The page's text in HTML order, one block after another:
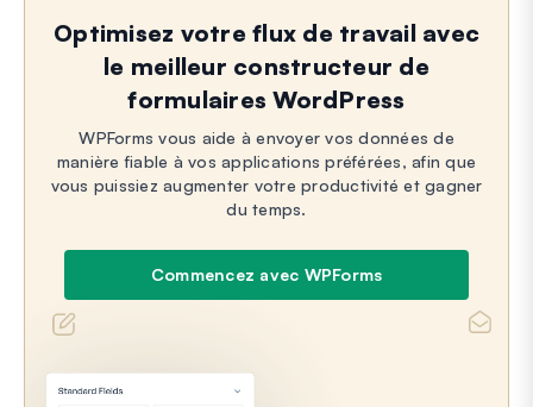
Optimisez votre flux de travail avec
le meilleur constructeur de
formulaires WordPress
WPForms vous aide à envoyer vos données de
manière fiable à vos applications préférées, afin que
vous puissiez augmenter votre productivité et gagner
du temps.
Commencez avec WPForms